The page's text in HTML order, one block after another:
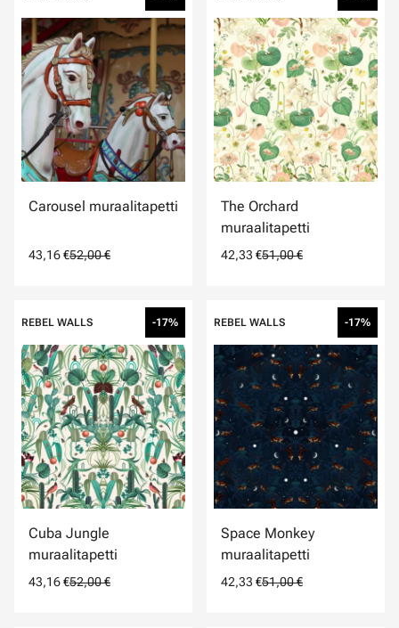
Carousel muraalitapetti
43,16 €52,00 €
The Orchard
muraalitapetti
42,33 €51,00 €
REBEL WALLS -17%
Cuba Jungle
muraalitapetti
43,16 €52,00 €
REBEL WALLS -17%
Space Monkey
muraalitapetti
42,33 €51,00 €